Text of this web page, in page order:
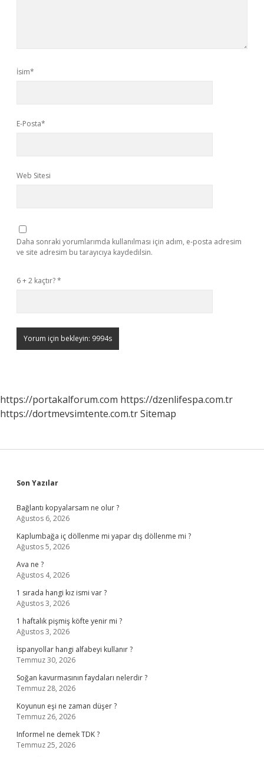
İsim*
E-Posta*
Web Sitesi
Daha sonraki yorumlarımda kullanılması için adım, e-posta adresim
ve site adresim bu tarayıcıya kaydedilsin.
6 + 2 kaçtır?*
https://portakalforum.com https://dzenlifespa.com.tr
https://dortmevsimtente.com.trSitemap
Sidebar
Son Yazılar
Bağlantı kopyalarsam ne olur ?
Ağustos 6, 2026
Kaplumbağa iç döllenme mi yapar dış döllenme mi ?
Ağustos 5, 2026
Ava ne ?
Ağustos 4, 2026
1 sırada hangi kız ismi var ?
Ağustos 3, 2026
1 haftalık pişmiş köfte yenir mi ?
Ağustos 3, 2026
İspanyollar hangi alfabeyi kullanır ?
Temmuz 30, 2026
Soğan kavurmasının faydaları nelerdir ?
Temmuz 28, 2026
Koyunun eşi ne zaman düşer ?
Temmuz 26, 2026
Informel ne demek TDK ?
Temmuz 25, 2026